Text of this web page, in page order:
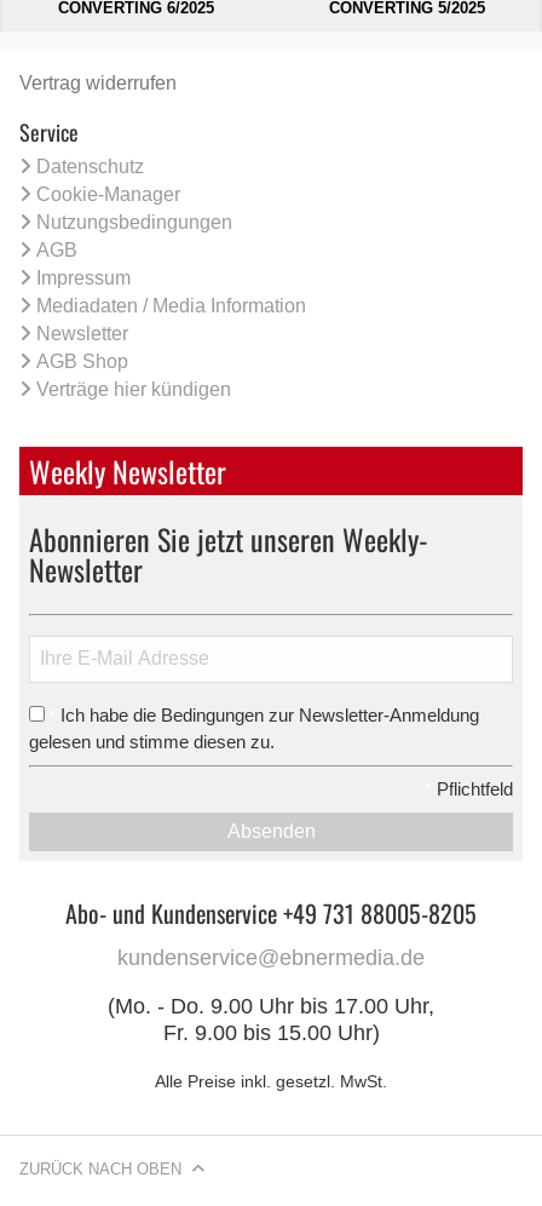
CONVERTING 6/2025
CONVERTING 5/2025
Vertrag widerrufen
Service
Datenschutz
Cookie-Manager
Nutzungsbedingungen
AGB
Impressum
Mediadaten / Media Information
Newsletter
AGB Shop
Verträge hier kündigen
Weekly Newsletter
Abonnieren Sie jetzt unseren Weekly-
Newsletter
Ich habe die Bedingungen zur Newsletter-Anmeldung
gelesen und stimme diesen zu.
Pflichtfeld
Absenden
Abo- und Kundenservice +49 731 88005-8205
kundenservice@ebnermedia.de
(Mo. - Do. 9.00 Uhr bis 17.00 Uhr,
Fr. 9.00 bis 15.00 Uhr)
Alle Preise inkl. gesetzl. MwSt.
ZURÜCK NACH OBEN